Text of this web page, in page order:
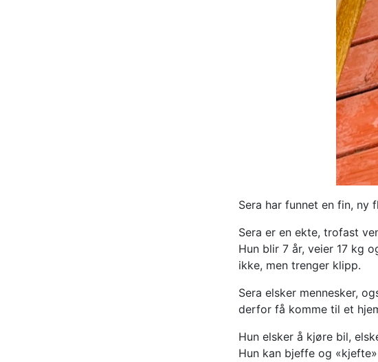
Sera har funnet en fin, ny
Sera er en ekte, trofast
Hun blir 7 år, veier 17 kg
ikke, men trenger klipp.
Sera elsker mennesker,
derfor få komme til et
Hun elsker å kjøre bil,
Hun kan bjeffe og